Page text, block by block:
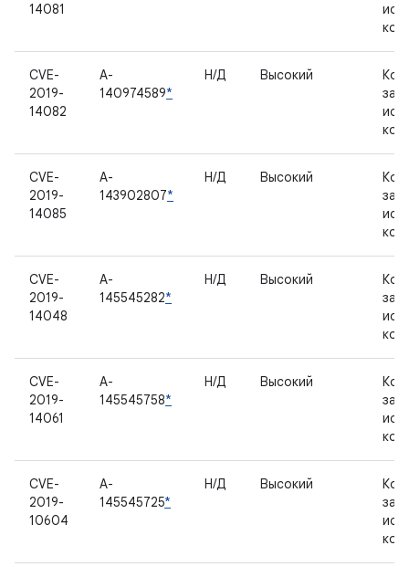
14081
CVE-
2019-
14082
A-
140974589*
Н/Д Высокий
CVE-
2019-
14085
A-
143902807*
Н/Д Высокий
CVE-
2019-
14048
A-
145545282*
Н/Д Высокий
CVE-
2019-
14061
A-
145545758*
Н/Д Высокий
CVE-
2019-
10604
A-
145545725*
Н/Д Высокий